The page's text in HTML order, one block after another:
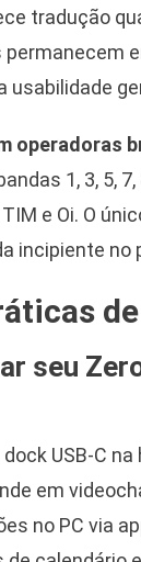
tradução
usabilidade
operadoras
1, 3, 5, 7,
e Oi. O
incipiente no
seu
USB-C
em
no PC via